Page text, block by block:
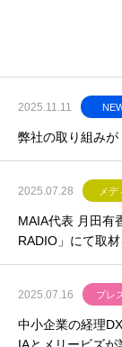
2025.11.11
弊社の取り組み
2025.07.28 メデ
MAIA代表 月田有
RADIO」にて取
2025.07.16 プレ
中小企業の経理